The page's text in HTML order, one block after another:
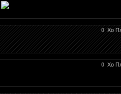
0
0